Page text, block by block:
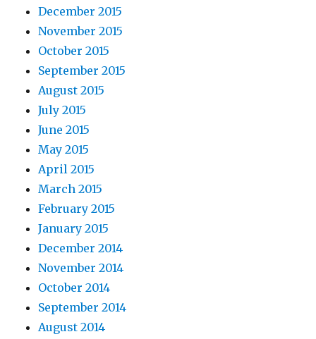
December 2015
November 2015
October 2015
September 2015
August 2015
July 2015
June 2015
May 2015
April 2015
March 2015
February 2015
January 2015
December 2014
November 2014
October 2014
September 2014
August 2014